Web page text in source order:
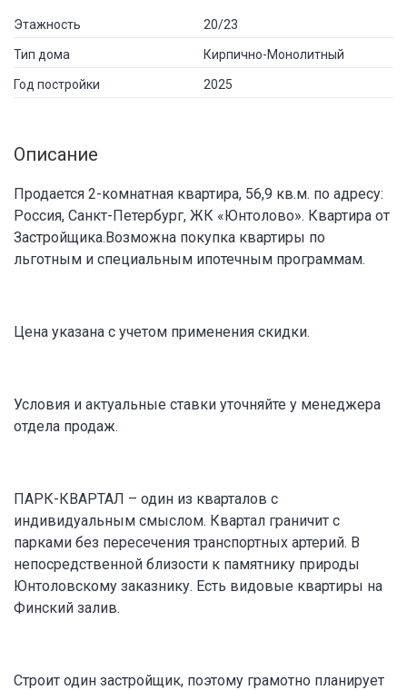
Этажность 20/23
Тип дома Кирпично-Монолитный
Год постройки 2025
Описание
Продается 2-комнатная квартира, 56,9 кв.м. по адресу:
Россия, Санкт-Петербург, ЖК «Юнтолово». Квартира от
Застройщика.Возможна покупка квартиры по
льготным и специальным ипотечным программам.
Цена указана с учетом применения скидки.
Условия и актуальные ставки уточняйте у менеджера
отдела продаж.
ПАРК-КВАРТАЛ – один из кварталов с
индивидуальным смыслом. Квартал граничит с
парками без пересечения транспортных артерий. В
непосредственной близости к памятнику природы
Юнтоловскому заказнику. Есть видовые квартиры на
Финский залив.
Строит один застройщик, поэтому грамотно планирует